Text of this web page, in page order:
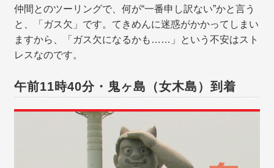
仲間とのツーリングで、何が“一番申し訳ない”かと言う
と、「ガス欠」です。てきめんに迷惑がかかってしまい
ますから、「ガス欠になるかも……」という不安はスト
レスなのです。
午前11時40分・鬼ヶ島（女木島）到着